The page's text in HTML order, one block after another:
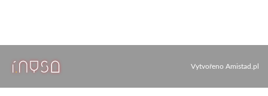
Vytvořeno Amistad.pl